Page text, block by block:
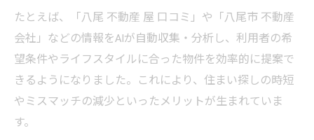
たとえば、「八尾 不動産 屋 口コミ」や「八尾市 不動産
会社」などの情報をAIが自動収集・分析し、利用者の希
望条件やライフスタイルに合った物件を効率的に提案で
きるようになりました。これにより、住まい探しの時短
やミスマッチの減少といったメリットが生まれていま
す。